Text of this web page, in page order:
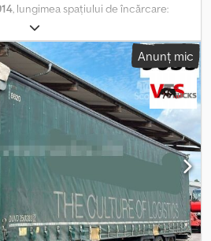
, lungimea spațiului de încărcare:
de încărcare:
mm, lățime totală:2.550 mm, înălțime
, Număr intern vehicul: 10187----*
pneumatică * Frâne cu disc * Cutie
----Număr intern vehicul: 10187
și vânzare intermediară. Credpjw Nu
Anunț mic